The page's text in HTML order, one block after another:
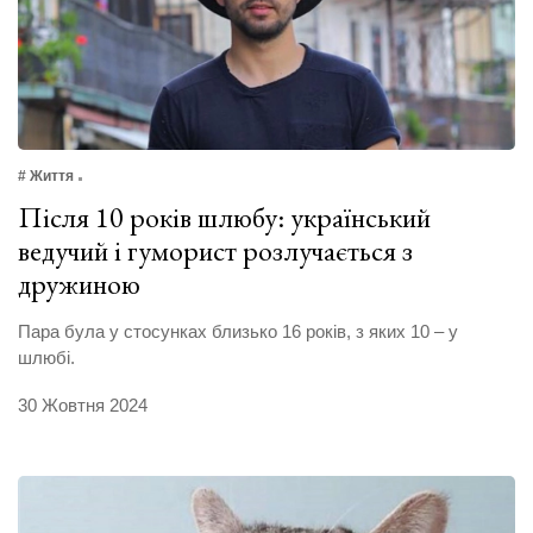
# Життя
Після 10 років шлюбу: український
ведучий і гуморист розлучається з
дружиною
Пара була у стосунках близько 16 років, з яких 10 – у
шлюбі.
30 Жовтня 2024